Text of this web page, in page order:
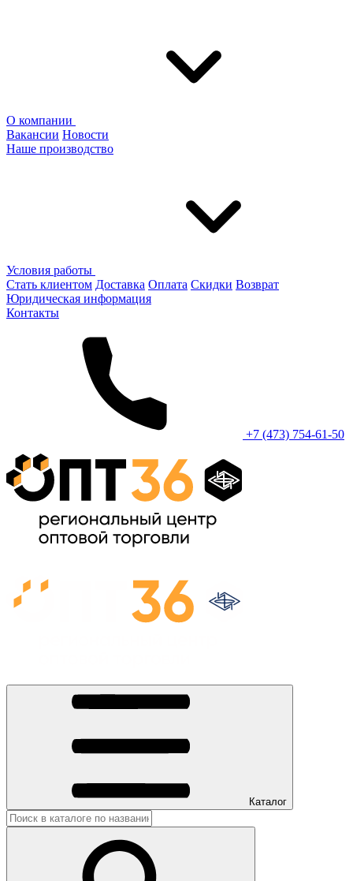
О компании
Вакансии Новости
Наше производство
Условия работы
Стать клиентом Доставка Оплата Скидки Возврат
Юридическая информация
Контакты
+7 (473) 754-61-50
Каталог